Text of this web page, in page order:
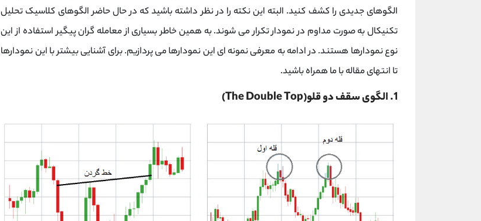
الگوهای جدیدی را کشف کنید. البته این نکته را در نظر داشته باشید که در حال حاضر الگوهای کلاسیک تحلیل
تکنیکال به صورت مداوم در نمودار تکرار می شوند. به همین خاطر بسیاری از معامله گران پیگیر استفاده از این
نوع نمودارها هستند. در ادامه به معرفی نمونه ای این نمودارها می پردازیم. برای آشنایی بیشتر با این نمودارها
تا انتهای مقاله با ما همراه باشید.
1. الگوی سقف دو قلو(The Double Top)